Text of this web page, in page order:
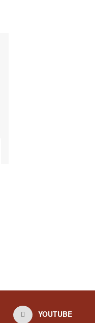
YOUTUBE